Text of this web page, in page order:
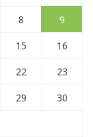
8
9
15
16
22
23
29
30